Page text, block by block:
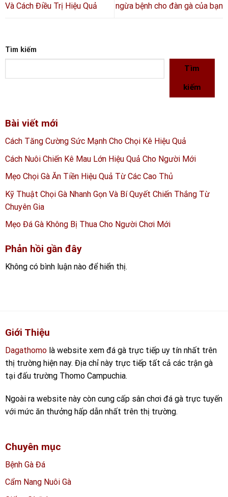
Và Cách Điều Trị Hiệu Quả
ngừa bệnh cho đàn gà của bạn
Tìm kiếm
Tìm
kiếm
Bài viết mới
Cách Tăng Cường Sức Mạnh Cho Chọi Kê Hiệu Quả
Cách Nuôi Chiến Kê Mau Lớn Hiệu Quả Cho Người Mới
Mẹo Chọi Gà Ăn Tiền Hiệu Quả Từ Các Cao Thủ
Kỹ Thuật Chọi Gà Nhanh Gọn Và Bí Quyết Chiến Thắng Từ
Chuyên Gia
Mẹo Đá Gà Không Bị Thua Cho Người Chơi Mới
Phản hồi gần đây
Không có bình luận nào để hiển thị.
Giới Thiệu
Dagathomo là website xem đá gà trực tiếp uy tín nhất trên
thị trường hiện nay. Địa chỉ này trực tiếp tất cả các trận gà
tại đấu trường Thomo Campuchia.
Ngoài ra website này còn cung cấp sân chơi đá gà trực tuyến
với mức ăn thưởng hấp dẫn nhất trên thị trường.
Chuyên mục
Bệnh Gà Đá
Cẩm Nang Nuôi Gà